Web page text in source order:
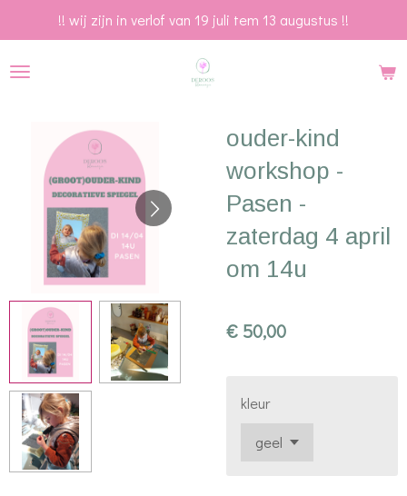
naar
!! wij zijn in verlof van 19 juli tem 13 augustus !!
ouder-kind
workshop -
Pasen -
zaterdag 4 april
om 14u
€ 50,00
kleur